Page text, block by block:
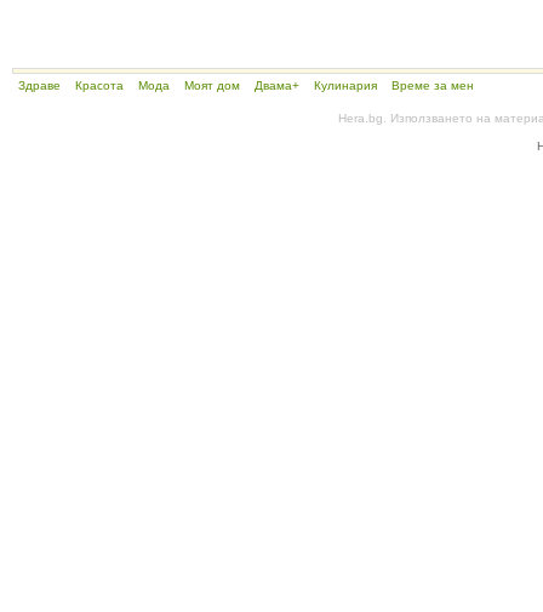
Здраве Красота Мода Моят дом Двама+ Кулинария Време за мен
Hera.bg. Използването на